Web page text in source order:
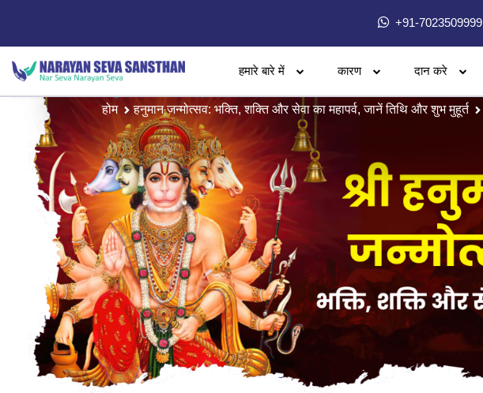
+91-7023509999
हमारे बारे में कारण दान करे
होम हनुमान जन्मोत्सव: भक्ति, शक्ति और सेवा का महापर्व, जानें तिथि और शुभ मुहूर्त